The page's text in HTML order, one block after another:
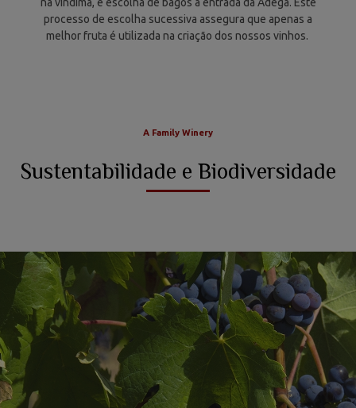
na vindima, e escolha de bagos à entrada da Adega. Este
processo de escolha sucessiva assegura que apenas a
melhor fruta é utilizada na criação dos nossos vinhos.
A Family Winery
Sustentabilidade e Biodiversidade